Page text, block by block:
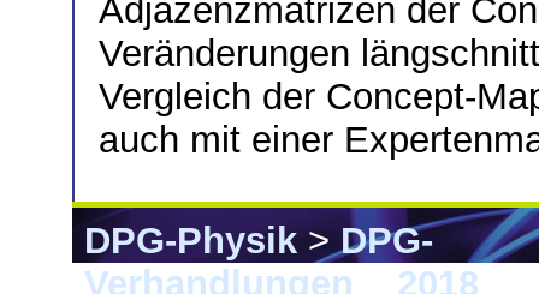
Adjazenzmatrizen der
Veränderungen
Vergleich der Concept-
auch mit einer
DPG-Physik>DPG-
Verhandlungen
2018